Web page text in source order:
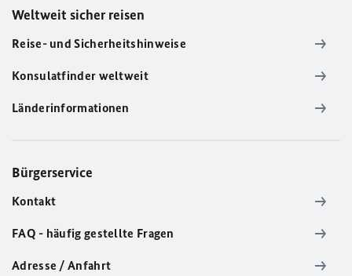
Weltweit sicher reisen
Reise- und Sicherheitshinweise
Konsulatfinder weltweit
Länderinformationen
Bürgerservice
Kontakt
FAQ - häufig gestellte Fragen
Adresse / Anfahrt